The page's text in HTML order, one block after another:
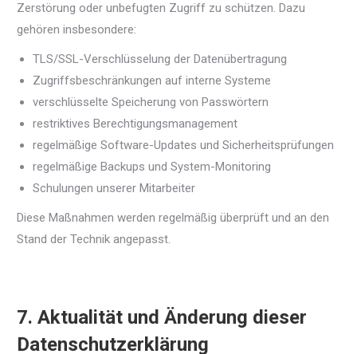
Zerstörung oder unbefugten Zugriff zu schützen. Dazu
gehören insbesondere:
TLS/SSL-Verschlüsselung der Datenübertragung
Zugriffsbeschränkungen auf interne Systeme
verschlüsselte Speicherung von Passwörtern
restriktives Berechtigungsmanagement
regelmäßige Software-Updates und Sicherheitsprüfungen
regelmäßige Backups und System-Monitoring
Schulungen unserer Mitarbeiter
Diese Maßnahmen werden regelmäßig überprüft und an den
Stand der Technik angepasst.
7. Aktualität und Änderung dieser
Datenschutzerklärung